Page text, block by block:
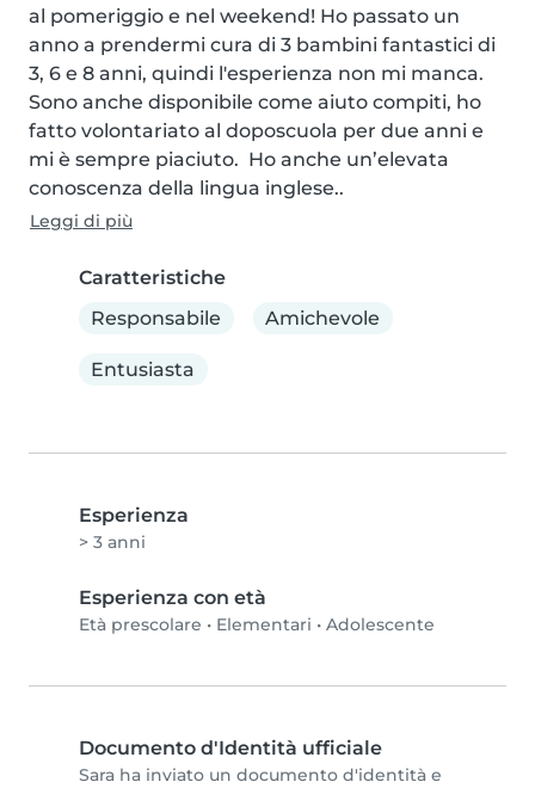
al pomeriggio e nel weekend! Ho passato un
anno a prendermi cura di 3 bambini fantastici di
3, 6 e 8 anni, quindi l'esperienza non mi manca.
Sono anche disponibile come aiuto compiti, ho
fatto volontariato al doposcuola per due anni e
mi è sempre piaciuto.  Ho anche un’elevata
conoscenza della lingua inglese..
Leggi di più
Caratteristiche
Responsabile
Amichevole
Entusiasta
Esperienza
> 3 anni
Esperienza con età
Età prescolare • Elementari • Adolescente
Documento d'Identità ufficiale
Sara ha inviato un documento d'identità e